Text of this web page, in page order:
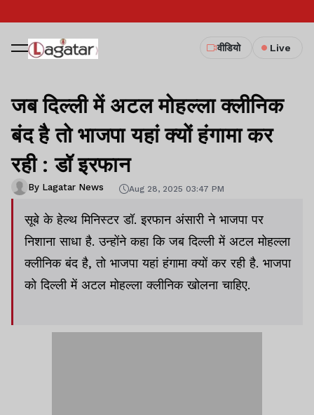
वीडियो Live
जब दिल्ली में अटल मोहल्ला क्लीनिक
बंद है तो भाजपा यहां क्यों हंगामा कर
रही : डॉ इरफान
By Lagatar News Aug 28, 2025 03:47 PM
सूबे के हेल्थ मिनिस्टर डॉ. इरफान अंसारी ने भाजपा पर
निशाना साधा है. उन्होंने कहा कि जब दिल्ली में अटल मोहल्ला
क्लीनिक बंद है, तो भाजपा यहां हंगामा क्यों कर रही है. भाजपा
को दिल्ली में अटल मोहल्ला क्लीनिक खोलना चाहिए.